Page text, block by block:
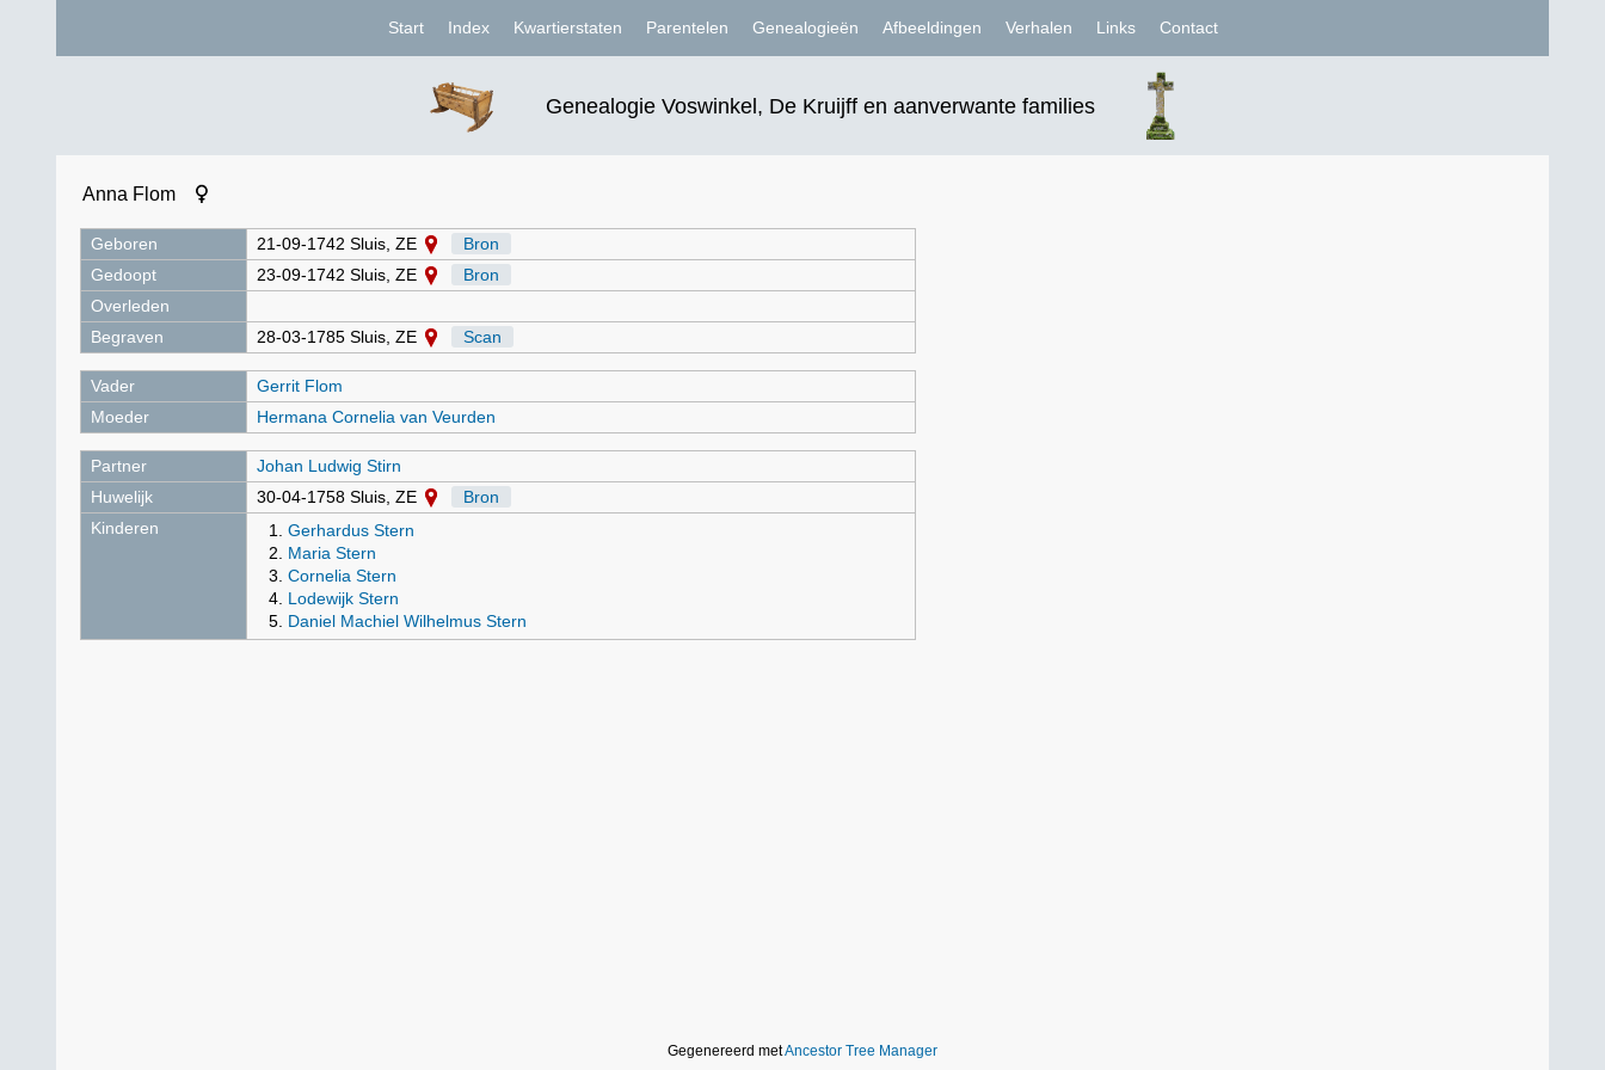
Genealogie Voswinkel, De Kruijff en aanverwante families
Start Index Kwartierstaten Parentelen Genealogieën Afbeeldingen Verhalen Links Contact
Anna Flom
Geboren 21-09-1742 Sluis, ZE
Bron
Gedoopt
23-09-1742 Sluis, ZE
Bron
Overleden
Begraven
28-03-1785 Sluis, ZE Scan
Vader
Gerrit Flom
Moeder
Hermana Cornelia van Veurden
Partner
Johan Ludwig Stirn
Huwelijk
30-04-1758 Sluis, ZE
Bron
Kinderen
Gerhardus Stern
Maria Stern
Cornelia Stern
Lodewijk Stern
Daniel Machiel Wilhelmus Stern
Gegenereerd metAncestor Tree Manager